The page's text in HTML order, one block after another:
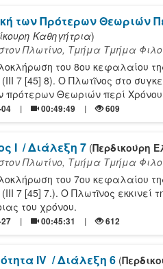
των Πρότερων Θεωριών
Καθηγήτρια)
Πλωτίνο, Τμήμα Τμήμα
του 8ου κεφαλαίου
7 [45] 8). Ο Πλωτῖνος στο
πρότερων Θεωριών περί
00:49:49 609
Ι / Διάλεξη 7 (Περδικούρη
Πλωτίνο, Τμήμα Τμήμα
του 7ου κεφαλαίου
7 [45] 7.). Ο Πλωτῖνος εκκινεί
του χρόνου.
00:45:31 612
ΙV / Διάλεξη 6 (